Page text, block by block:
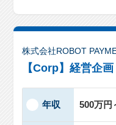
株式会社ROBOT
【Corp】経営企
年収 500万円